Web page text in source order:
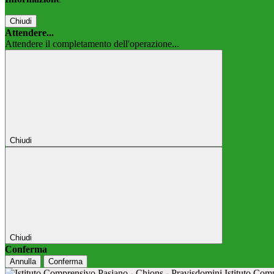
Chiudi
Attendere...
Attendere il completamento dell'operazione...
Chiudi
Chiudi
Conferma
Annulla Conferma